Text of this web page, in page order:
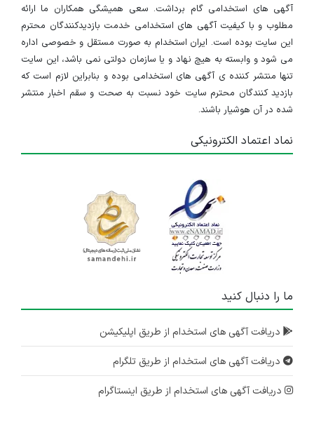
آگهی های استخدامی گام برداشت. سعی همیشگی همکاران ما ارائه
مطلوب و با کیفیت آگهی های استخدامی خدمت بازدیدکنندگان محترم
این سایت بوده است. ایران استخدام به صورت مستقل و خصوصی اداره
می شود و وابسته به هیچ نهاد و یا سازمان دولتی نمی باشد، این سایت
تنها منتشر کننده ی آگهی های استخدامی بوده و بنابراین لازم است که
بازدید کنندگان محترم سایت خود نسبت به صحت و سقم اخبار منتشر
شده در آن هوشیار باشند.
نماد اعتماد الکترونیکی
ما را دنبال کنید
دریافت آگهی های استخدام از طریق اپلیکیشن
دریافت آگهی های استخدام از طریق تلگرام
دریافت آگهی های استخدام از طریق اینستاگرام